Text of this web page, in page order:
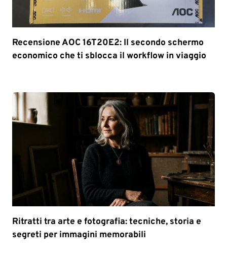
Recensione AOC 16T20E2: Il secondo schermo
economico che ti sblocca il workflow in viaggio
Ritratti tra arte e fotografia: tecniche, storia e
segreti per immagini memorabili